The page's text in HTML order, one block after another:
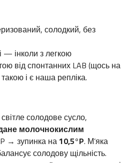
солодкий, без
— інколи з легкою
від спонтанних LAB (щось на
і є наша репліка.
солодове сусло,
молочнокислим
→ зупинка на10,5°P. М’яка
солодову щільність.